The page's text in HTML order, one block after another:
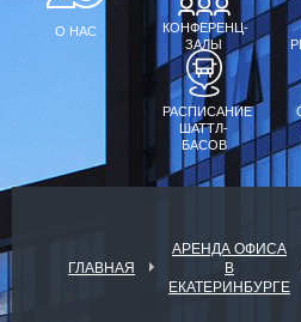
О НАС
КОНФЕРЕНЦ-
ЗАЛЫ
РАСПИСАНИЕ
ШАТТЛ-
БАСОВ
ГЛАВНАЯ
АРЕНДА ОФИСА
В
ЕКАТЕРИНБУРГЕ